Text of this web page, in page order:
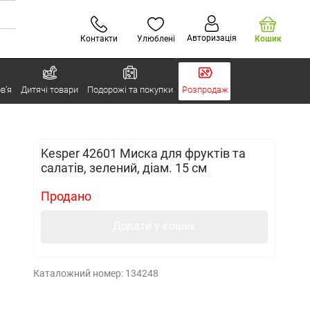
Контакти Улюблені Авторизація Кошик
Дитячі товари Подорожі та покупки Розпродаж
Kesper 42601 Миска для фруктів та
салатів, зелений, діам. 15 см
Продано
Каталожний номер: 134248